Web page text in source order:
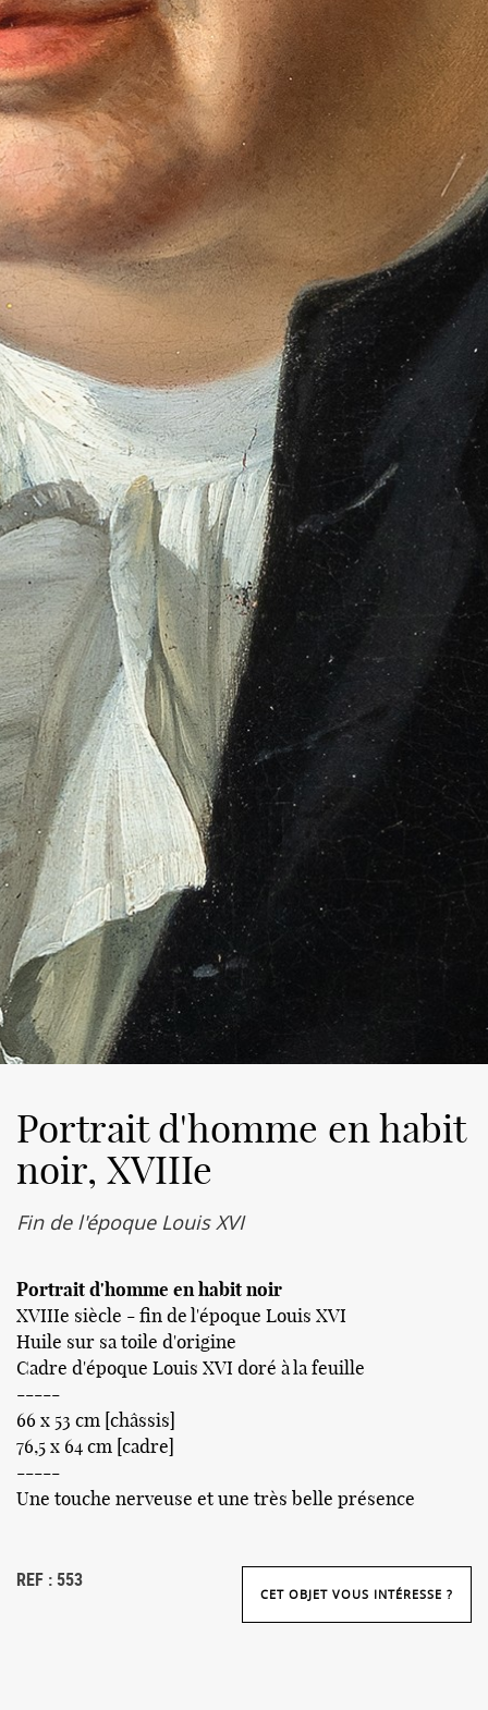
Portrait d'homme en habit
noir, XVIIIe
Fin de l'époque Louis XVI
Portrait d'homme en habit noir
XVIIIe siècle - fin de l'époque Louis XVI
Huile sur sa toile d'origine
Cadre d'époque Louis XVI doré à la feuille
-----
66 x 53 cm [châssis]
76,5 x 64 cm [cadre]
-----
Une touche nerveuse et une très belle présence
REF : 553
CET OBJET VOUS INTÉRESSE ?